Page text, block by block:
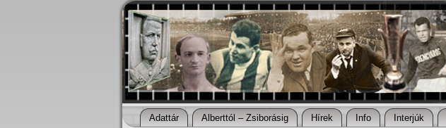
Adattár Alberttól – Zsiborásig Hí­rek Info Interjúk